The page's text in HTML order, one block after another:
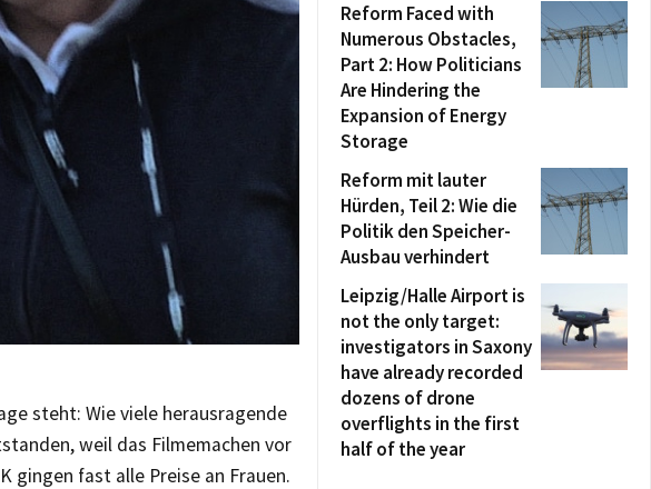
steht: Wie viele herausragende
weil das Filmemachen vor
gingen fast alle Preise an Frauen.
Reform Faced with
Numerous Obstacles,
Part 2: How Politicians
Are Hindering the
Expansion of Energy
Storage
Reform mit lauter
Hürden, Teil 2: Wie die
Politik den Speicher-
Ausbau verhindert
Leipzig/Halle Airport is
not the only target:
investigators in Saxony
have already recorded
dozens of drone
overflights in the first
half of the year